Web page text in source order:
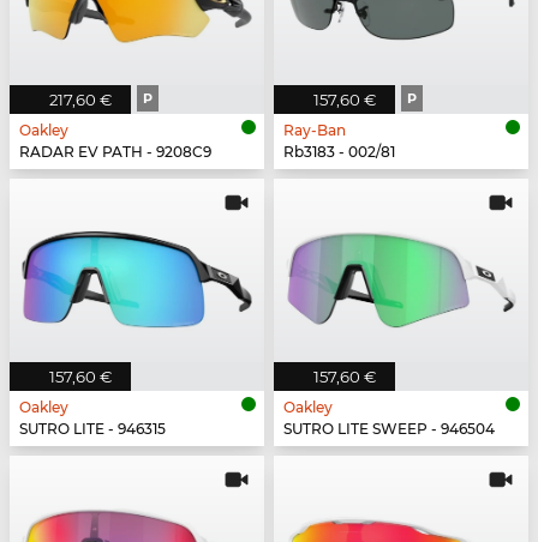
217,60 € P
Oakley
RADAR EV PATH - 9208C9
157,60 € P
Ray-Ban
Rb3183 - 002/81
157,60 €
Oakley
SUTRO LITE - 946315
157,60 €
Oakley
SUTRO LITE SWEEP - 946504